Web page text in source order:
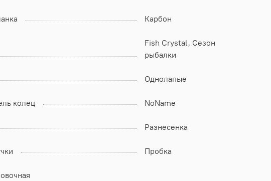
Карбон
Fish Crystal, Сезон
рыбалки
Однолапые
колец NoName
Разнесенка
Пробка